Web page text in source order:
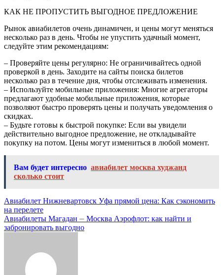
КАК НЕ ПРОПУСТИТЬ ВЫГОДНОЕ ПРЕДЛОЖЕНИЕ
Рынок авиабилетов очень динамичен, и цены могут меняться
несколько раз в день. Чтобы не упустить удачный момент,
следуйте этим рекомендациям:
– Проверяйте цены регулярно: Не ограничивайтесь одной
проверкой в день. Заходите на сайты поиска билетов
несколько раз в течение дня, чтобы отслеживать изменения.
– Используйте мобильные приложения: Многие агрегаторы
предлагают удобные мобильные приложения, которые
позволяют быстро проверять цены и получать уведомления о
скидках.
– Будьте готовы к быстрой покупке: Если вы увидели
действительно выгодное предложение, не откладывайте
покупку на потом. Цены могут измениться в любой момент.
Вам будет интересно авиабилет москва худжанд
сколько стоит
Навигация
по
записям
Авиабилет Нижневартовск Уфа прямой цена: Как сэкономить
на перелете
Авиабилеты Магадан ⏤ Москва Аэрофлот: как найти и
забронировать выгодно